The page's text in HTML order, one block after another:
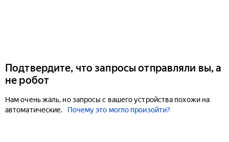
Подтвердите, что запросы отправляли вы, а
не робот
Нам очень жаль, но запросы с вашего устройства похожи на
автоматические.
Почему это могло произойти?